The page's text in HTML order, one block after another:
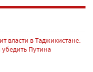
власти в Таджикистане:
Путина